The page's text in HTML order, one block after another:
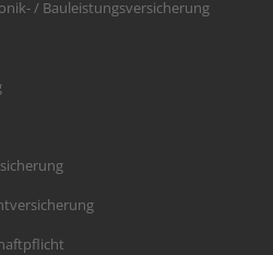
/ Bauleistungsversicherung